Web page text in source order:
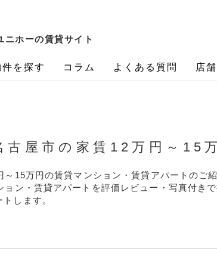
ニホーの賃貸サイト
件を探す コラム よくある質問 店
古屋市の家賃12万円～15
～15万円の賃貸マンション・賃貸アパートのご
ョン・賃貸アパートを評価レビュー・写真付き
します。